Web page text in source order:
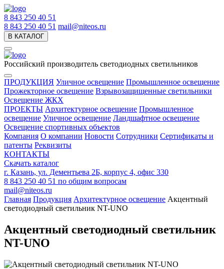
8 843 250 40 51
8 843 250 40 51 mail@niteos.ru
В КАТАЛОГ
Российский производитель светодиодных светильников
ПРОДУКЦИЯ Уличное освещение Промышленное освещение
Прожекторное освещение Взрывозащищенные светильники
Освещение ЖКХ
ПРОЕКТЫ Архитектурное освещение Промышленное
освещение Уличное освещение Ландшафтное освещение
Освещение спортивных объектов
Компания О компании Новости Сотрудники Сертификаты и
патенты Реквизиты
КОНТАКТЫ
Скачать каталог
г. Казань, ул. Дементьева 2Б, корпус 4, офис 330
8 843 250 40 51 по общим вопросам
mail@niteos.ru
Главная Продукция Архитектурное освещение Акцентный
светодиодный светильник NT-UNO
Акцентный светодиодный светильник
NT-UNO